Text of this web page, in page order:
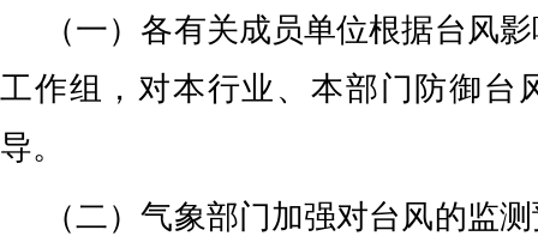
（一）各有关成员单位根据台风
工作组，对本行业、本部门防御台
导。
（二）气象部门加强对台风的监